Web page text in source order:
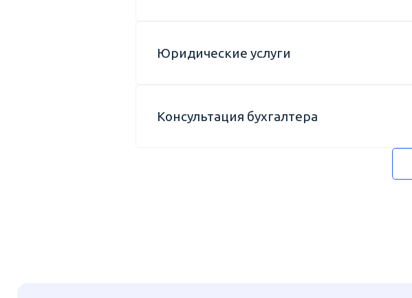
Юридические услуги
Консультация бухгалтера